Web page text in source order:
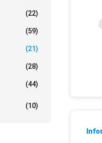
(22)
(59)
(21)
(28)
(44)
(10)